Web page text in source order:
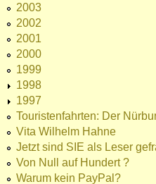
2003
2002
2001
2000
1999
1998
1997
Touristenfahrten: Der
Vita Wilhelm Hahne
Jetzt sind SIE als Leser
Von Null auf Hundert ?
Warum kein PayPal?